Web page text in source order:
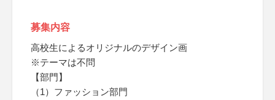
募集内容
高校生によるオリジナルのデザイン画
※テーマは不問
【部門】
（1）ファッション部門